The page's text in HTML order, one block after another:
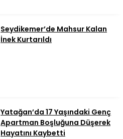
Seydikemer’de Mahsur Kalan
İnek Kurtarıldı
Yatağan’da 17 Yaşındaki Genç
Apartman Boşluğuna Düşerek
Hayatını Kaybetti